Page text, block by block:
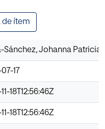
de ítem
Sánchez, Johanna Patricia
17
18T12:56:46Z
18T12:56:46Z